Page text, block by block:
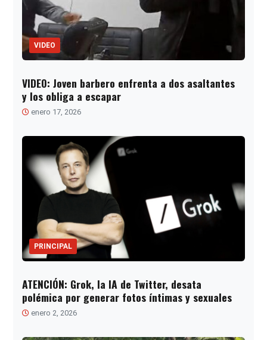
VIDEO
VIDEO: Joven barbero enfrenta a dos asaltantes
y los obliga a escapar
enero 17, 2026
PRINCIPAL
ATENCIÓN: Grok, la IA de Twitter, desata
polémica por generar fotos íntimas y sexuales
enero 2, 2026